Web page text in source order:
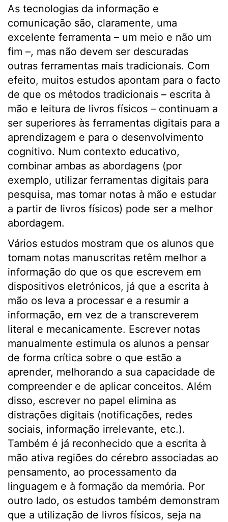
As tecnologias da informação e
comunicação são, claramente, uma
excelente ferramenta – um meio e não um
fim –, mas não devem ser descuradas
outras ferramentas mais tradicionais. Com
efeito, muitos estudos apontam para o facto
de que os métodos tradicionais – escrita à
mão e leitura de livros físicos – continuam a
ser superiores às ferramentas digitais para a
aprendizagem e para o desenvolvimento
cognitivo. Num contexto educativo,
combinar ambas as abordagens (por
exemplo, utilizar ferramentas digitais para
pesquisa, mas tomar notas à mão e estudar
a partir de livros físicos) pode ser a melhor
abordagem.
Vários estudos mostram que os alunos que
tomam notas manuscritas retêm melhor a
informação do que os que escrevem em
dispositivos eletrónicos, já que a escrita à
mão os leva a processar e a resumir a
informação, em vez de a transcreverem
literal e mecanicamente. Escrever notas
manualmente estimula os alunos a pensar
de forma crítica sobre o que estão a
aprender, melhorando a sua capacidade de
compreender e de aplicar conceitos. Além
disso, escrever no papel elimina as
distrações digitais (notificações, redes
sociais, informação irrelevante, etc.).
Também é já reconhecido que a escrita à
mão ativa regiões do cérebro associadas ao
pensamento, ao processamento da
linguagem e à formação da memória. Por
outro lado, os estudos também demonstram
que a utilização de livros físicos, seja na